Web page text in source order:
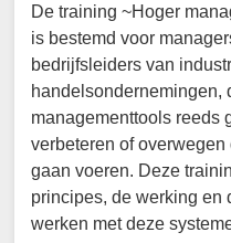
De training ~Hoger
is bestemd voor
bedrijfsleiders van
handelsondernemingen,
managementtools reeds
verbeteren of
gaan voeren. Deze
principes, de werking en
werken met deze